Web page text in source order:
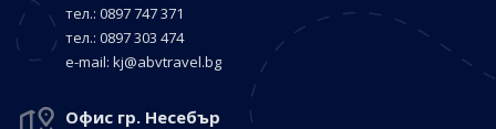
тел.: 0897 747 371
тел.: 0897 303 474
е-mail: kj@abvtravel.bg
Офис гр. Несебър